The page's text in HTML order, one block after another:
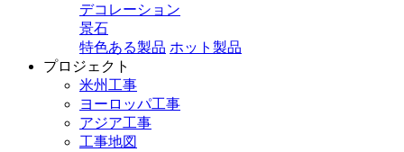
デコレーション
景石
特色ある製品 ホット製品
プロジェクト
米州工事
ヨーロッパ工事
アジア工事
工事地図